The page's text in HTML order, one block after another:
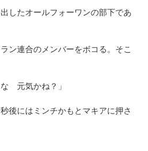
したオールフォーワンの部下であ
ン連合のメンバーをボコる。そこ
な 元気かね？」
後にはミンチかもとマキアに押さ